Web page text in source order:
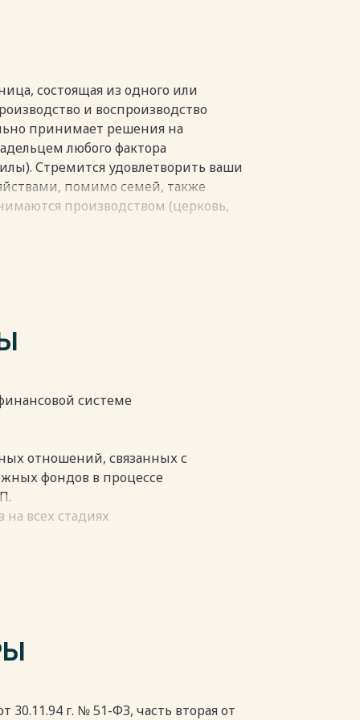
состоящая из одного или
и воспроизводство
принимает решения на
любого фактора
Стремится удовлетворить ваши
помимо семей, также
производством (церковь,
экономические объекты и
полученные за них
крупного и мелкого
системе
отношений, связанных с
фондов в процессе
всех стадиях
30.11.94 г. № 51-ФЗ, часть вторая от